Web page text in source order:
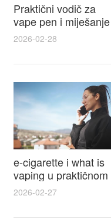
Praktični vodič za
vape pen i miješanje
e tekućina za sigurnije
punjenje i bolje okuse
2026-02-28
e-cigarette i what is
vaping u praktičnom
vodiču za početnike i
odgovorne korisnike
2026-02-27